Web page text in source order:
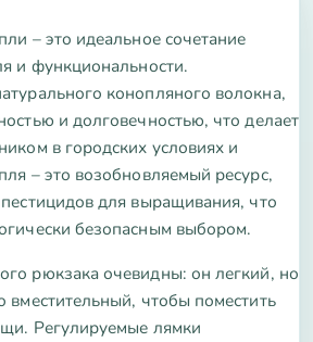
– это идеальное сочетание
и функциональности.
конопляного волокна,
и долговечностью, что делает
в городских условиях и
– это возобновляемый ресурс,
для выращивания, что
безопасным выбором.
рюкзака очевидны: он легкий, но
вместительный, чтобы поместить
Регулируемые лямки